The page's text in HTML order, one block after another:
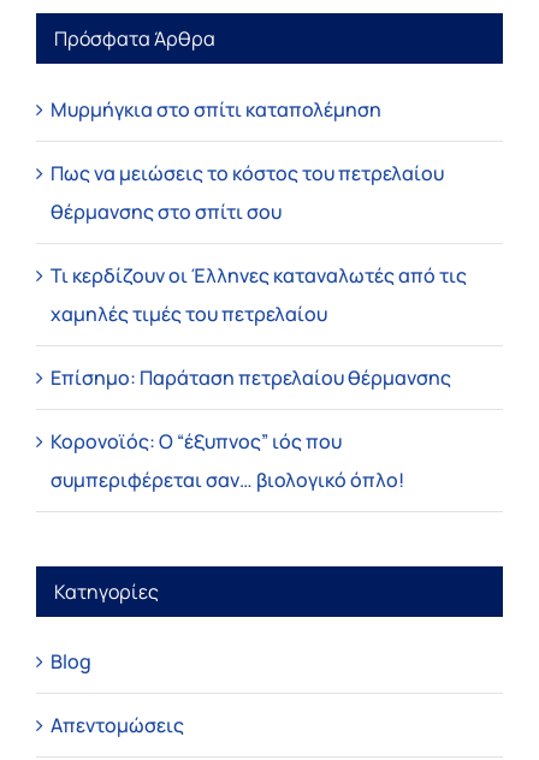
Πρόσφατα Άρθρα
Μυρμήγκια στο σπίτι καταπολέμηση
Πως να μειώσεις το κόστος του πετρελαίου
θέρμανσης στο σπίτι σου
Τι κερδίζουν οι Έλληνες καταναλωτές από τις
χαμηλές τιμές του πετρελαίου
Επίσημο: Παράταση πετρελαίου θέρμανσης
Κορονοϊός: Ο “έξυπνος” ιός που
συμπεριφέρεται σαν… βιολογικό όπλο!
Κατηγορίες
Blog
Απεντομώσεις